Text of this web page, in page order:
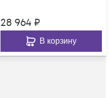
28 964 ₽
В корзину